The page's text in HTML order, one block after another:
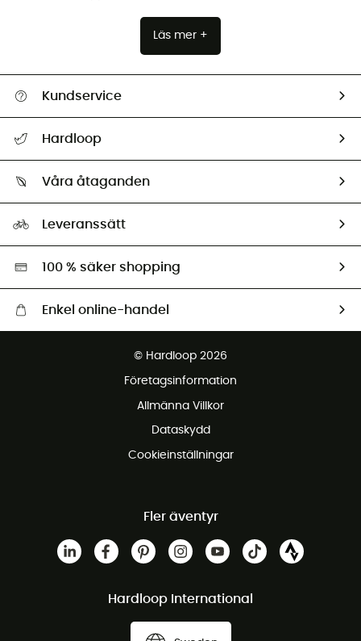
Läs mer +
Kundservice
Retur & återbetalning
Hardloop
Våra åtaganden
Miljöanpassat urval
Leveranssätt
100 % säker shopping
Enkel online-handel
© Hardloop 2026
Företagsinformation
Allmänna Villkor
Dataskydd
Cookieinställningar
Fler äventyr
Hardloop International